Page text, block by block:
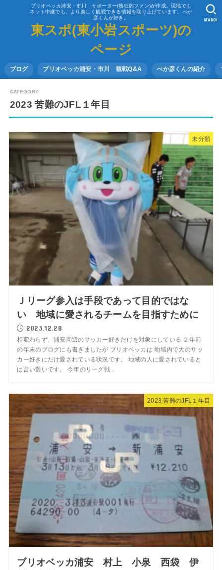
ブリオベッカ浦安・市川 サポーター(熱狂的ファン)が作成。現地でも
ネット中継でも、より楽しく観戦できる情報を取り上げています。べか
彦くんが好き。
東スポ(東小岩スポーツ)の
ページ
ブログ ブリオベッカ浦安・市川 観戦Q&A べか彦くんの紹介
SEARCH
2023 苦難のJFL１年目
未分類
Ｊリーグ参入は手段であって目的ではな
い 地域に愛されるチームを目指すために
2023.12.28
相変わらず、浦安周辺のサッカー好きだけを対象にしている ２年前
の年末のブログにも書きましたが ブリオベッカは 地域内で大のサッ
カー好きにだけ愛されている状況です。 地域の人に愛されていると
は言い難いです。 今年のリーグ戦...
2023 苦難のJFL１年目
ブリオベッカ浦安 村上 小泉 西袋 伊